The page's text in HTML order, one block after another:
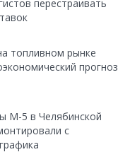
перестраивать
топливном рынке
прогноз
М-5 в Челябинской
с